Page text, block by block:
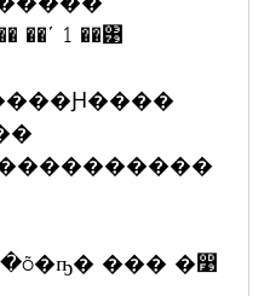
��ʹ 1 ��͹
��� �෹